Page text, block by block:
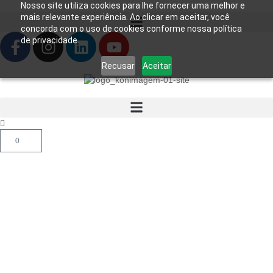
Nosso site utiliza cookies para lhe fornecer uma melhor e
mais relevante experiência. Ao clicar em aceitar, você
concorda com o uso de cookies conforme nossa política
de privacidade.
Recusar Aceitar
0